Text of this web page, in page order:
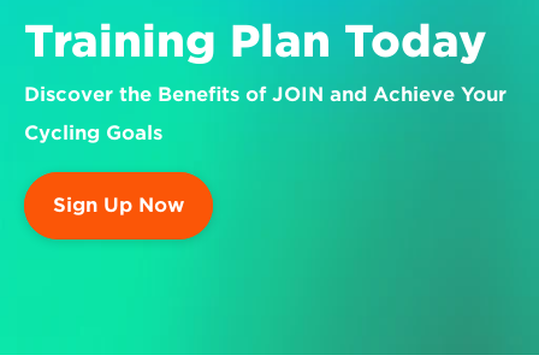
Training Plan Today
Discover the Benefits of JOIN and Achieve Your
Cycling Goals
Sign Up Now